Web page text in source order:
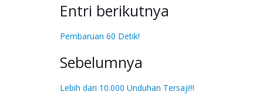
Entri berikutnya
Pembaruan 60 Detik!
Sebelumnya
Lebih dari 10.000 Unduhan Tersaji!!!